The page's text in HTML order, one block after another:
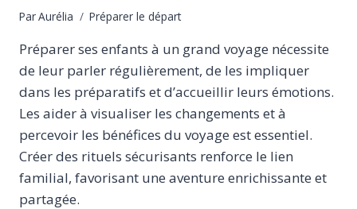
ParAurélia Préparer le départ
Préparer ses enfants à un grand voyage nécessite
de leur parler régulièrement, de les impliquer
dans les préparatifs et d’accueillir leurs émotions.
Les aider à visualiser les changements et à
percevoir les bénéfices du voyage est essentiel.
Créer des rituels sécurisants renforce le lien
familial, favorisant une aventure enrichissante et
partagée.